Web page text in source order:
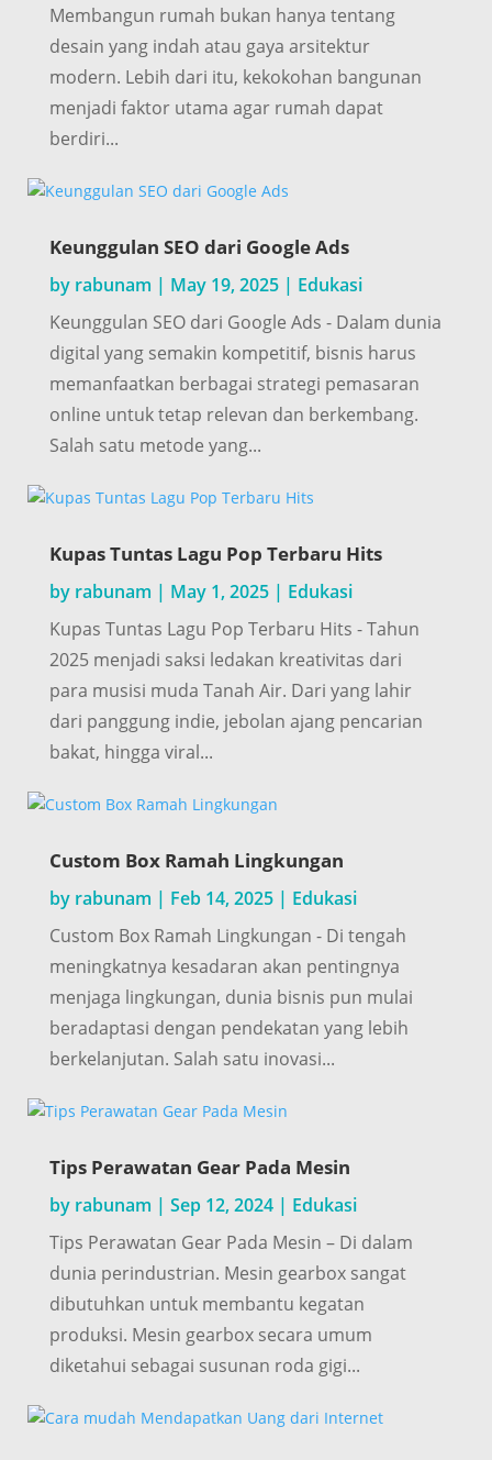
Membangun rumah bukan hanya tentang
desain yang indah atau gaya arsitektur
modern. Lebih dari itu, kekokohan bangunan
menjadi faktor utama agar rumah dapat
berdiri...
Keunggulan SEO dari Google Ads
by rabunam | May 19, 2025| Edukasi
Keunggulan SEO dari Google Ads - Dalam dunia
digital yang semakin kompetitif, bisnis harus
memanfaatkan berbagai strategi pemasaran
online untuk tetap relevan dan berkembang.
Salah satu metode yang...
Kupas Tuntas Lagu Pop Terbaru Hits
by rabunam | May 1, 2025| Edukasi
Kupas Tuntas Lagu Pop Terbaru Hits - Tahun
2025 menjadi saksi ledakan kreativitas dari
para musisi muda Tanah Air. Dari yang lahir
dari panggung indie, jebolan ajang pencarian
bakat, hingga viral...
Custom Box Ramah Lingkungan
by rabunam | Feb 14, 2025| Edukasi
Custom Box Ramah Lingkungan - Di tengah
meningkatnya kesadaran akan pentingnya
menjaga lingkungan, dunia bisnis pun mulai
beradaptasi dengan pendekatan yang lebih
berkelanjutan. Salah satu inovasi...
Tips Perawatan Gear Pada Mesin
by rabunam | Sep 12, 2024| Edukasi
Tips Perawatan Gear Pada Mesin – Di dalam
dunia perindustrian. Mesin gearbox sangat
dibutuhkan untuk membantu kegatan
produksi. Mesin gearbox secara umum
diketahui sebagai susunan roda gigi...